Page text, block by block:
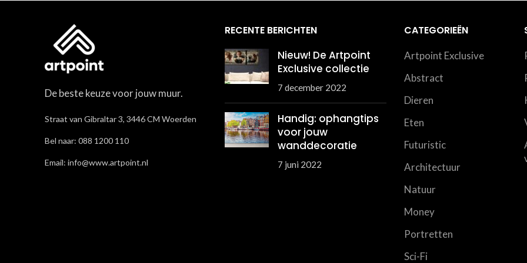
De beste keuze voor jouw muur.
Straat van Gibraltar 3, 3446 CM Woerden
Bel naar: 088 1200 110
Email: info@www.artpoint.nl
RECENTE BERICHTEN
Nieuw! De Artpoint
Exclusive collectie
7 december 2022
Handig: ophangtips
voor jouw
wanddecoratie
7 juni 2022
CATEGORIEËN
Artpoint Exclusive
Abstract
Dieren
Eten
Futuristic
Architectuur
Natuur
Money
Portretten
Sci-Fi